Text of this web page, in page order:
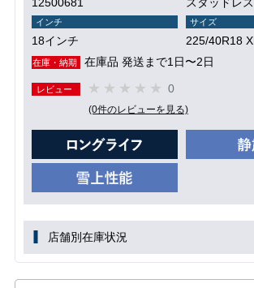
インチ
18インチ
サイズ
225/40R18
在庫・納期 在庫品 発送まで1日〜2日
レビュー 0
(0件のレビューを見る)
店舗別在庫状況